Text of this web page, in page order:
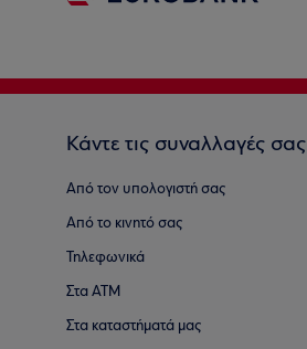
Κάντε τις συναλλαγές σας
Από τον υπολογιστή σας
Από το κινητό σας
Τηλεφωνικά
Στα ΑΤΜ
Στα καταστήματά μας